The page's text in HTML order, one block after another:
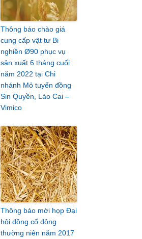
Thông báo chào giá
cung cấp vật tư Bi
nghiền Ø90 phục vụ
sản xuất 6 tháng cuối
năm 2022 tại Chi
nhánh Mỏ tuyển đồng
Sin Quyền, Lào Cai –
Vimico
Thông báo mời họp Đại
hội đồng cổ đông
thường niên năm 2017